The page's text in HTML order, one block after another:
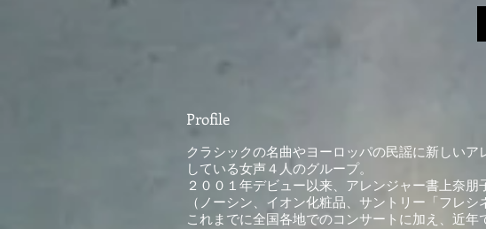
​Profile
クラシックの名曲やヨーロッパの民謡に新しい
している女声４人のグループ。
２００１年デビュー以来、アレンジャー書上奈
（ノーシン、イオン化粧品、サントリー「フレ
これまでに全国各地でのコンサートに加え、近